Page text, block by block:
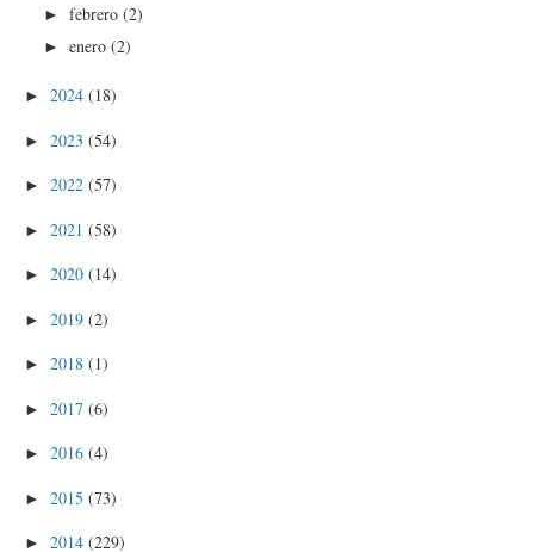
►febrero(2)
►enero(2)
► 2024 (18)
► 2023 (54)
► 2022 (57)
► 2021 (58)
► 2020 (14)
► 2019 (2)
► 2018 (1)
► 2017 (6)
► 2016 (4)
► 2015 (73)
► 2014 (229)